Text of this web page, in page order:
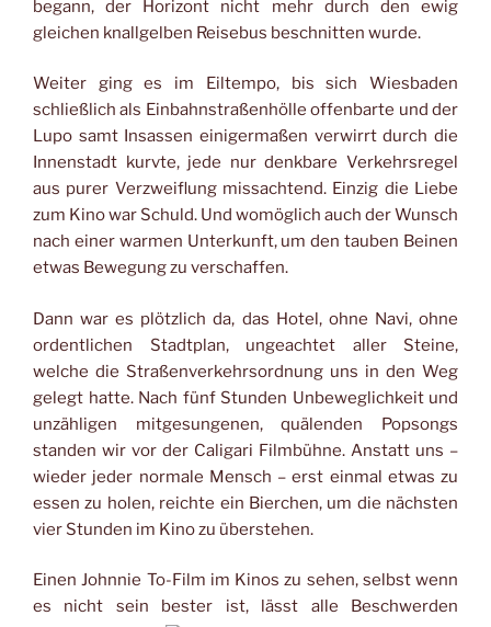
begann, der Horizont nicht mehr durch den ewig
gleichen knallgelben Reisebus beschnitten wurde.
Weiter ging es im Eiltempo, bis sich Wiesbaden
schließlich als Einbahnstraßenhölle offenbarte und der
Lupo samt Insassen einigermaßen verwirrt durch die
Innenstadt kurvte, jede nur denkbare Verkehrsregel
aus purer Verzweiflung missachtend. Einzig die Liebe
zum Kino war Schuld. Und womöglich auch der Wunsch
nach einer warmen Unterkunft, um den tauben Beinen
etwas Bewegung zu verschaffen.
Dann war es plötzlich da, das Hotel, ohne Navi, ohne
ordentlichen Stadtplan, ungeachtet aller Steine,
welche die Straßenverkehrsordnung uns in den Weg
gelegt hatte. Nach fünf Stunden Unbeweglichkeit und
unzähligen mitgesungenen, quälenden Popsongs
standen wir vor der Caligari Filmbühne. Anstatt uns –
wieder jeder normale Mensch – erst einmal etwas zu
essen zu holen, reichte ein Bierchen, um die nächsten
vier Stunden im Kino zu überstehen.
Einen Johnnie To-Film im Kinos zu sehen, selbst wenn
es nicht sein bester ist, lässt alle Beschwerden